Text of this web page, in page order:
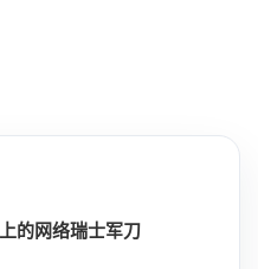
的网络瑞士军刀